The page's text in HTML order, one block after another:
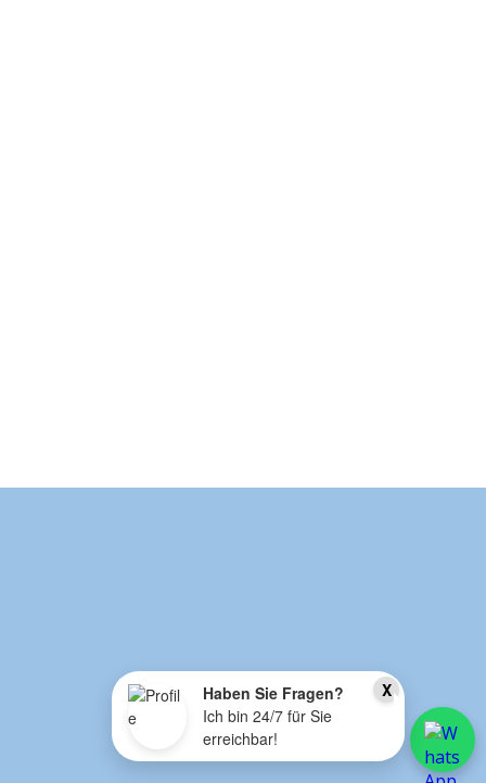
X
Haben Sie Fragen?
Ich bin 24/7 für Sie
erreichbar!